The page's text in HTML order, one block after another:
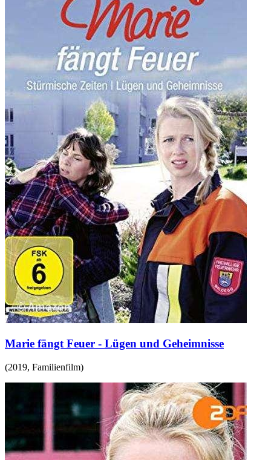
Marie fängt Feuer - Lügen und Geheimnisse
(2019, Familienfilm)